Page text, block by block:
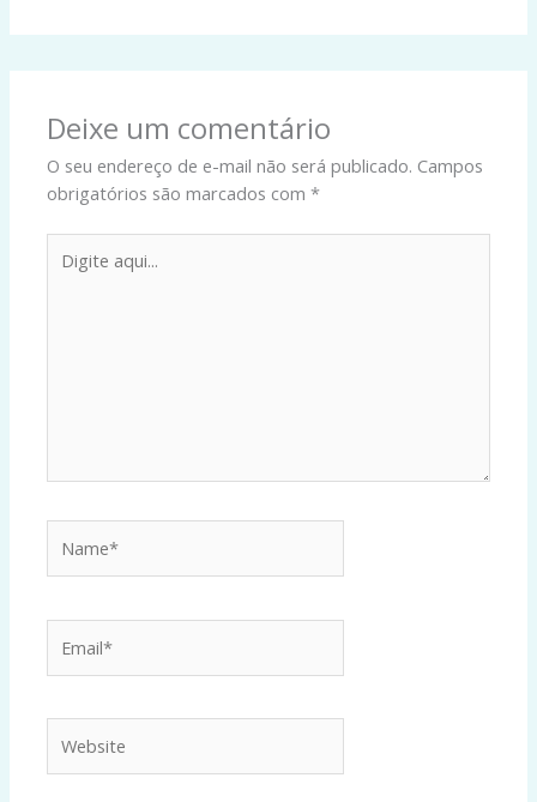
Deixe um comentário
O seu endereço de e-mail não será publicado. Campos
obrigatórios são marcados com*
aqui...